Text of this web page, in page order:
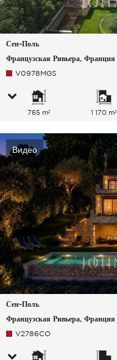
Сен-Поль
Французская Ривьера, Франция
V0978MGS
765 m² 1 170 m²
Видео
Сен-Поль
Французская Ривьера, Франция
V2786CO